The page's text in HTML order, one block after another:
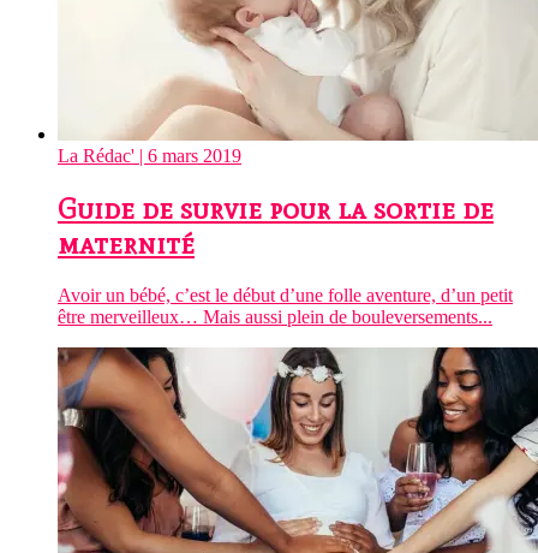
La Rédac' | 6 mars 2019
Guide de survie pour la sortie de
maternité
Avoir un bébé, c’est le début d’une folle aventure, d’un petit
être merveilleux… Mais aussi plein de bouleversements...